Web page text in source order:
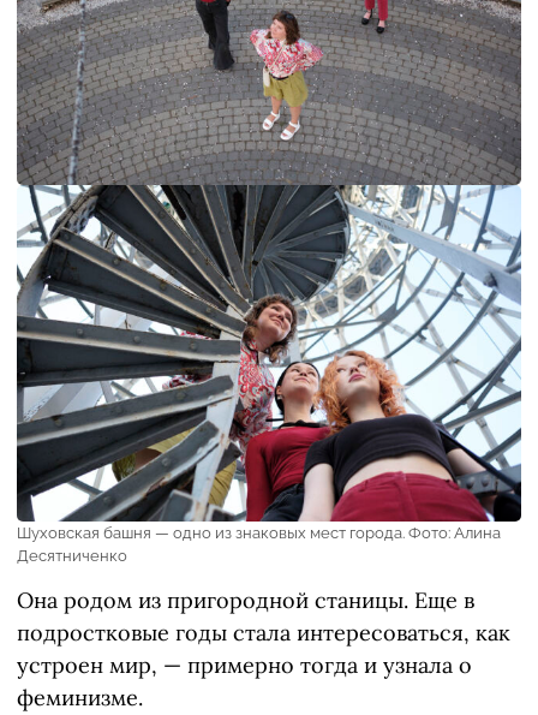
Шуховская башня — одно из знаковых мест города. Фото: Алина
Десятниченко
Она родом из пригородной станицы. Еще в
подростковые годы стала интересоваться, как
устроен мир, — примерно тогда и узнала о
феминизме.